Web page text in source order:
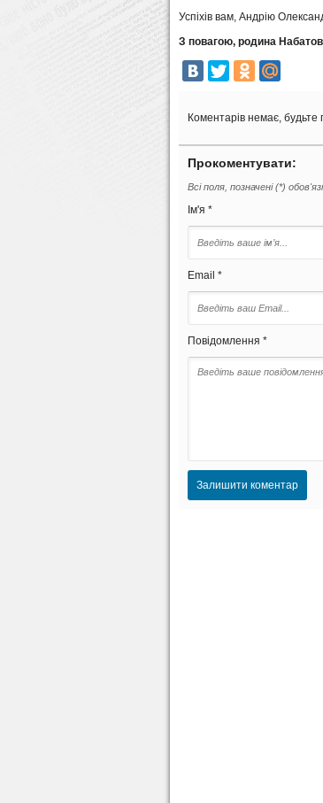
Успіхів вам, Андрію
З повагою, родина
Коментарів немає,
Прокоментувати:
Всі поля, позначені (*)
Ім'я *
Email *
Повідомлення *